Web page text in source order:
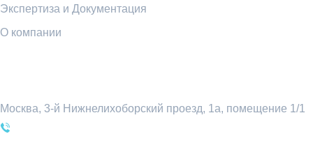
Экспертиза и Документация
О компании
Москва, 3-й Нижнелихоборский проезд, 1а, помещение 1/1